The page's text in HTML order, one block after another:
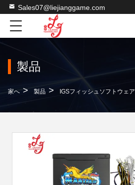
Sales07@liejianggame.com
製品
家へ > 製品 > IGSフィッシュソフトウェア